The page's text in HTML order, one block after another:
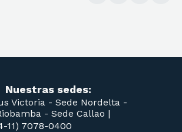
Nuestras sedes:
Victoria - Sede Nordelta -
- Sede Callao |
11) 7078-0400